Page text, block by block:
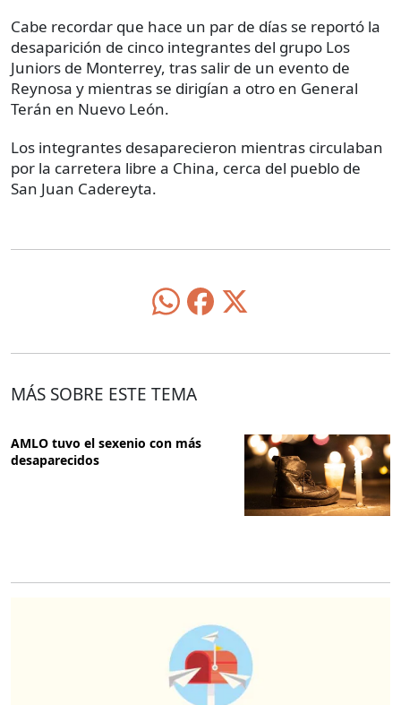
Cabe recordar que hace un par de días se reportó la
desaparición de cinco integrantes del grupo Los
Juniors de Monterrey, tras salir de un evento de
Reynosa y mientras se dirigían a otro en General
Terán en Nuevo León.
Los integrantes desaparecieron mientras circulaban
por la carretera libre a China, cerca del pueblo de
San Juan Cadereyta.
MÁS SOBRE ESTE TEMA
AMLO tuvo el sexenio con más
desaparecidos